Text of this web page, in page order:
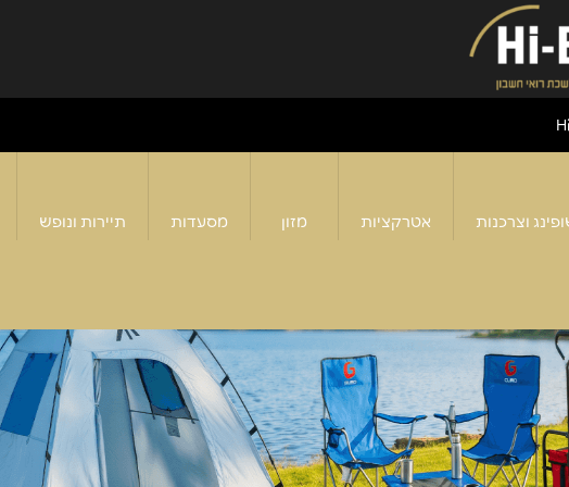
וצרכנות אטרקציות מזון מסעדות תיירות ונופש